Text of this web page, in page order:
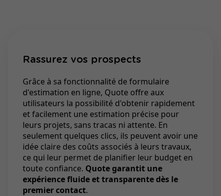
Rassurez vos prospects
Grâce à sa fonctionnalité de formulaire
d'estimation en ligne, Quote offre aux
utilisateurs la possibilité d'obtenir rapidement
et facilement une estimation précise pour
leurs projets, sans tracas ni attente. En
seulement quelques clics, ils peuvent avoir une
idée claire des coûts associés à leurs travaux,
ce qui leur permet de planifier leur budget en
toute confiance. Quote garantit une
expérience fluide et transparente dès le
premier contact.